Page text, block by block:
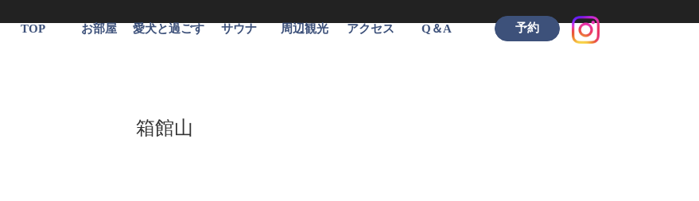
TOP お部屋 愛犬と過ごす サウナ 周辺観光 アクセス Q＆A 予約
箱館山